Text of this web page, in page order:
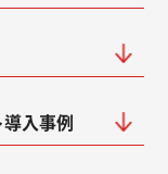
入事例